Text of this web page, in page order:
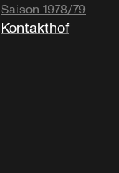
Saison 1978/79
Kontakthof